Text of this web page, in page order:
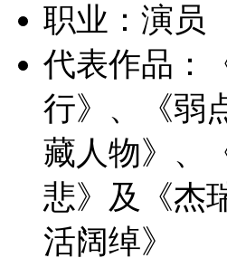
职业：演员
代表作品：
行》、《弱
藏人物》、
悲》及《杰
活阔绰》